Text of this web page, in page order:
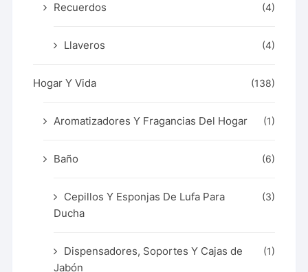
Recuerdos (4)
Llaveros (4)
Hogar Y Vida (138)
Aromatizadores Y Fragancias Del Hogar (1)
Baño (6)
Cepillos Y Esponjas De Lufa Para
Ducha
(3)
Dispensadores, Soportes Y Cajas de
Jabón
(1)